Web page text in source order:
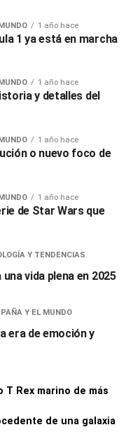
1 año hace
1 ya está en marcha
1 año hace
y detalles del
1 año hace
o nuevo foco de
1 año hace
de Star Wars que
Y TENDENCIAS
vida plena en 2025
Y EL MUNDO
era de emoción y
T Rex marino de más
de una galaxia